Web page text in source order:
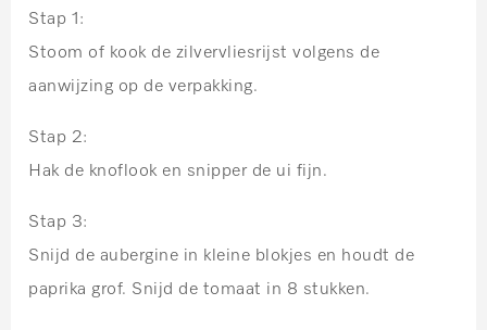
Stap 1:
Stoom of kook de zilvervliesrijst volgens de
aanwijzing op de verpakking.
Stap 2:
Hak de knoflook en snipper de ui fijn.
Stap 3:
Snijd de aubergine in kleine blokjes en houdt de
paprika grof. Snijd de tomaat in 8 stukken.